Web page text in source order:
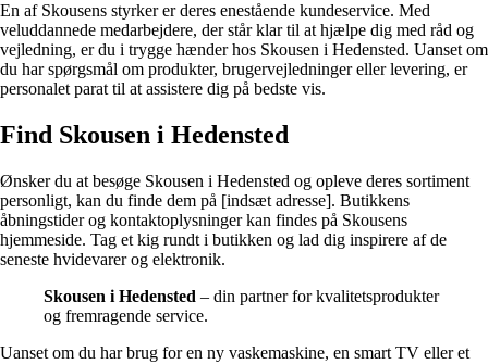
En af Skousens styrker er deres enestående kundeservice. Med
veluddannede medarbejdere, der står klar til at hjælpe dig med råd og
vejledning, er du i trygge hænder hos Skousen i Hedensted. Uanset om
du har spørgsmål om produkter, brugervejledninger eller levering, er
personalet parat til at assistere dig på bedste vis.
Find Skousen i Hedensted
Ønsker du at besøge Skousen i Hedensted og opleve deres sortiment
personligt, kan du finde dem på [indsæt adresse]. Butikkens
åbningstider og kontaktoplysninger kan findes på Skousens
hjemmeside. Tag et kig rundt i butikken og lad dig inspirere af de
seneste hvidevarer og elektronik.
Skousen i Hedensted – din partner for kvalitetsprodukter
og fremragende service.
Uanset om du har brug for en ny vaskemaskine, en smart TV eller et